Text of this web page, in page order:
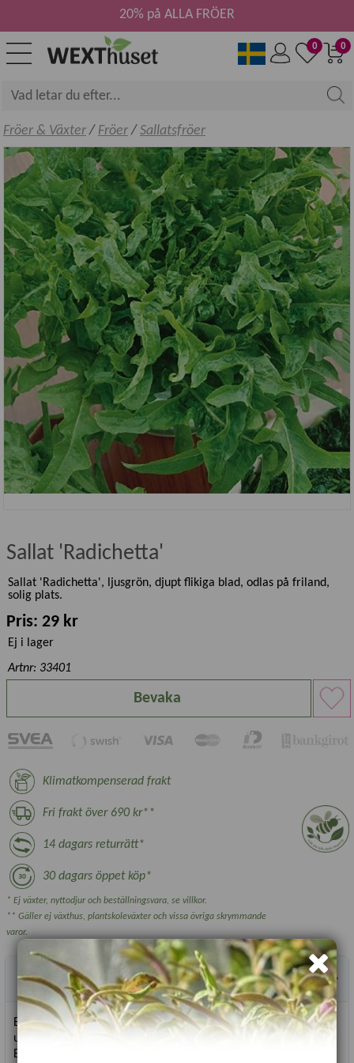
0
0
20% på ALLA FRÖER
Fröer & Växter/ Fröer/ Sallatsfröer
Sallat 'Radichetta'
Sallat 'Radichetta', ljusgrön, djupt flikiga blad, odlas på friland,
solig plats.
Pris: 29 kr
Ej i lager
Artnr: 33401
Bevaka
Klimatkompenserad frakt
Fri frakt över 690 kr**
14 dagars returrätt*
30 dagars öppet köp*
* Ej växter, nyttodjur och beställningsvara, se villkor.
** Gäller ej växthus, plantskoleväxter och vissa övriga skrymmande
varor.
Produktbeskrivning
En tidig bladsallatssort med bladform som liknar ekblad, men
utan någon bitterhet.
Bladen på denna sallatssort är djupt flikiga, ljusgröna, saftiga